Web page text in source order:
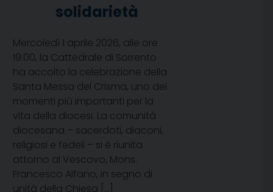
solidarietà
Mercoledì 1 aprile 2026, alle ore
19:00, la Cattedrale di Sorrento
ha accolto la celebrazione della
Santa Messa del Crisma, uno dei
momenti più importanti per la
vita della diocesi. La comunità
diocesana – sacerdoti, diaconi,
religiosi e fedeli – si è riunita
attorno al Vescovo, Mons.
Francesco Alfano, in segno di
unità della Chiesa […]